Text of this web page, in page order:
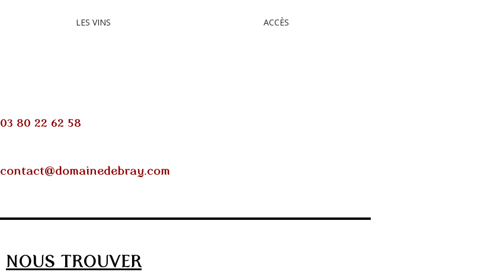
LES VINS ACCÈS
03 80 22 62 58
contact@domainedebray.com
NOUS TROUVER